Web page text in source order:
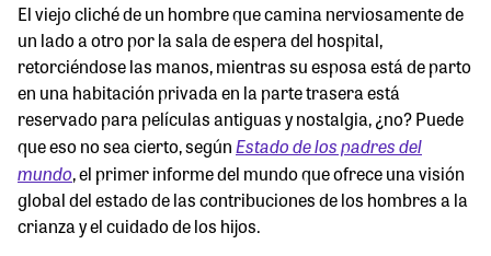
El viejo cliché de un hombre que camina nerviosamente de
un lado a otro por la sala de espera del hospital,
retorciéndose las manos, mientras su esposa está de parto
en una habitación privada en la parte trasera está
reservado para películas antiguas y nostalgia, ¿no? Puede
que eso no sea cierto, segúnEstado de los padres del
mundo, el primer informe del mundo que ofrece una visión
global del estado de las contribuciones de los hombres a la
crianza y el cuidado de los hijos.